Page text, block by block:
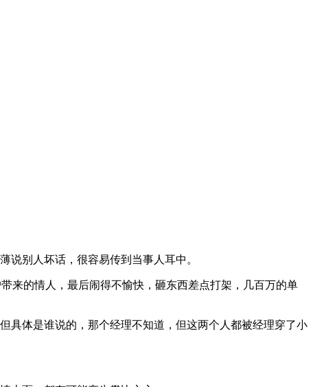
说别人坏话，很容易传到当事人耳中。
来的情人，最后闹得不愉快，砸东西差点打架，几百万的单
具体是谁说的，那个经理不知道，但这两个人都被经理穿了小